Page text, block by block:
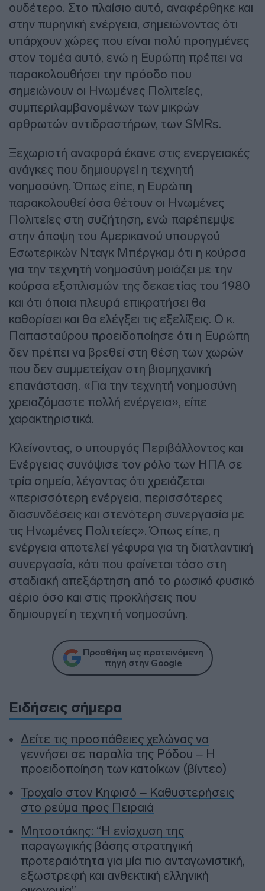
ουδέτερο. Στο πλαίσιο αυτό, αναφέρθηκε και
στην πυρηνική ενέργεια, σημειώνοντας ότι
υπάρχουν χώρες που είναι πολύ προηγμένες
στον τομέα αυτό, ενώ η Ευρώπη πρέπει να
παρακολουθήσει την πρόοδο που
σημειώνουν οι Ηνωμένες Πολιτείες,
συμπεριλαμβανομένων των μικρών
αρθρωτών αντιδραστήρων, των SMRs.
Ξεχωριστή αναφορά έκανε στις ενεργειακές
ανάγκες που δημιουργεί η τεχνητή
νοημοσύνη. Όπως είπε, η Ευρώπη
παρακολουθεί όσα θέτουν οι Ηνωμένες
Πολιτείες στη συζήτηση, ενώ παρέπεμψε
στην άποψη του Αμερικανού υπουργού
Εσωτερικών Νταγκ Μπέργκαμ ότι η κούρσα
για την τεχνητή νοημοσύνη μοιάζει με την
κούρσα εξοπλισμών της δεκαετίας του 1980
και ότι όποια πλευρά επικρατήσει θα
καθορίσει και θα ελέγξει τις εξελίξεις. Ο κ.
Παπασταύρου προειδοποίησε ότι η Ευρώπη
δεν πρέπει να βρεθεί στη θέση των χωρών
που δεν συμμετείχαν στη βιομηχανική
επανάσταση. «Για την τεχνητή νοημοσύνη
χρειαζόμαστε πολλή ενέργεια», είπε
χαρακτηριστικά.
Κλείνοντας, ο υπουργός Περιβάλλοντος και
Ενέργειας συνόψισε τον ρόλο των ΗΠΑ σε
τρία σημεία, λέγοντας ότι χρειάζεται
«περισσότερη ενέργεια, περισσότερες
διασυνδέσεις και στενότερη συνεργασία με
τις Ηνωμένες Πολιτείες». Όπως είπε, η
ενέργεια αποτελεί γέφυρα για τη διατλαντική
συνεργασία, κάτι που φαίνεται τόσο στη
σταδιακή απεξάρτηση από το ρωσικό φυσικό
αέριο όσο και στις προκλήσεις που
δημιουργεί η τεχνητή νοημοσύνη.
Προσθήκη ως προτεινόμενη
πηγή στην Google
Ειδήσεις σήμερα
Δείτε τις προσπάθειες χελώνας να
γεννήσει σε παραλία της Ρόδου – Η
προειδοποίηση των κατοίκων (βίντεο)
Τροχαίο στον Κηφισό – Καθυστερήσεις
στο ρεύμα προς Πειραιά
Μητσοτάκης: “Η ενίσχυση της
παραγωγικής βάσης στρατηγική
προτεραιότητα για μία πιο ανταγωνιστική,
εξωστρεφή και ανθεκτική ελληνική